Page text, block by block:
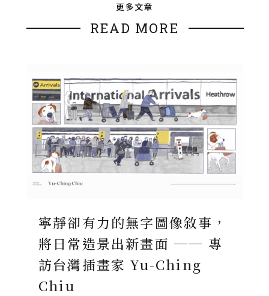
更多文章
READ MORE
寧靜卻有力的無字圖像敘事，
將日常造景出新畫面 ── 專
訪台灣插畫家 Yu-Ching
Chiu